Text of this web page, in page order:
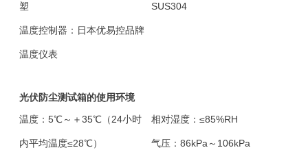
塑 SUS304
温度控制器：日本优易控品牌
温度仪表
光伏防尘测试箱的使用环境
温度：5℃～＋35℃（24小时
内平均温度≤28℃）
相对湿度：≤85%RH
气压：86kPa～106kPa